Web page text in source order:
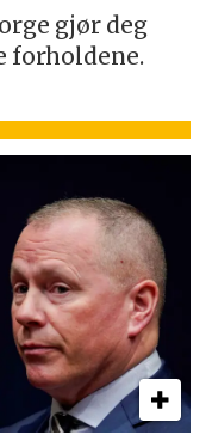
gjør deg
forholdene.